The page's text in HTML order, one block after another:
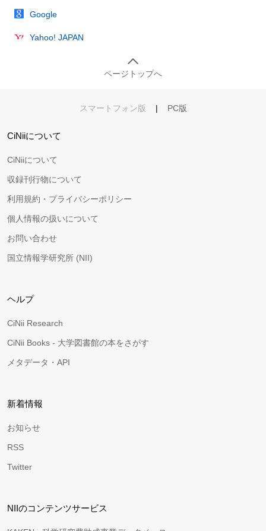
Google
Yahoo! JAPAN
ページトップへ
スマートフォン版 | PC版
CiNiiについて
CiNiiについて
収録刊行物について
利用規約・プライバシーポリシー
個人情報の扱いについて
お問い合わせ
国立情報学研究所 (NII)
ヘルプ
CiNii Research
CiNii Books - 大学図書館の本をさがす
メタデータ・API
新着情報
お知らせ
RSS
Twitter
NIIのコンテンツサービス